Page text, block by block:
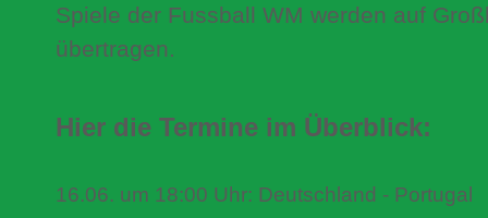
Spiele der Fussball WM werden auf
übertragen.
Hier die Termine im Überblick:
16.06. um 18:00 Uhr: Deutschland - Portugal